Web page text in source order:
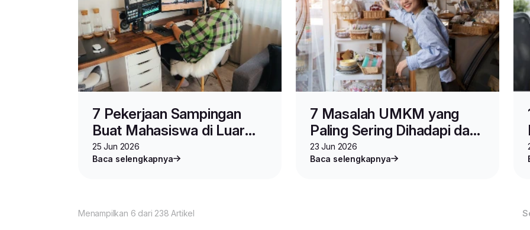
7 Pekerjaan Sampingan
Buat Mahasiswa di Luar
Negeri yang Bikin Untung
Maksimal
25 Jun 2026
Baca selengkapnya
7 Masalah UMKM yang
Paling Sering Dihadapi dan
Solusinya
23 Jun 2026
Baca selengkapnya
Menampilkan 6 dari 238 Artikel